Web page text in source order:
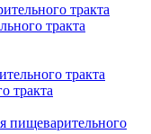
тракта
тракта
тракта
тракта
пищеварительного